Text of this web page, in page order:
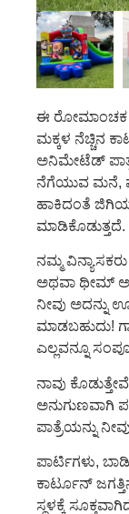
ಈ ರೋಮಾಂಚಕ
ಮಕ್ಕಳ ನೆಚ್ಚಿನ
ಅನಿಮೇಟೆಡ್
ನೆಗೆಯುವ ಮನೆ,
ಹಾಕಿದಂತೆ
ಮಾಡಿಕೊಡುತ್ತದೆ.
ನಮ್ಮ
ಅಥವಾ ಥೀಮ್
ನೀವು ಅದನ್ನು
ಮಾಡಬಹುದು!
ಎಲ್ಲವನ್ನೂ
ನಾವು ಕೊಡುತ್ತೇವೆ
ಅನುಗುಣವಾಗಿ
ಪಾತ್ರೆಯನ್ನು
ಪಾರ್ಟಿಗಳು,
ಕಾರ್ಟೂನ್
ಸ್ಥಳಕ್ಕೆ